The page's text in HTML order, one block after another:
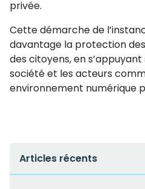
privée.
Cette démarche de
davantage la protection
des citoyens, en
société et les acteurs
environnement numérique
Articles récents